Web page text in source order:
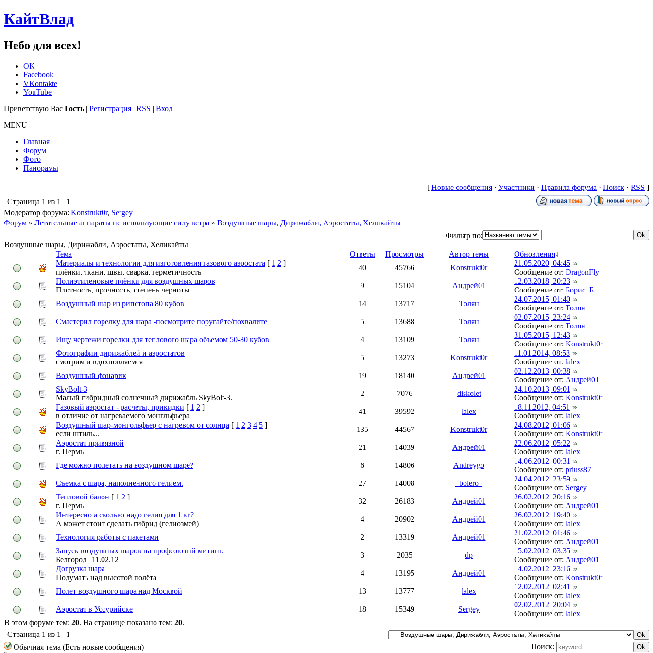
КайтВлад
Небо для всех!
OK
Facebook
VKontakte
YouTube
Приветствую Вас Гость | Регистрация | RSS | Вход
MENU
Главная
Форум
Фото
Панорамы
[ Новые сообщения · Участники · Правила форума · Поиск · RSS ]
Страница 1 из 1
1
Модератор форума: Konstrukt0r, Sergey
Форум » Летательные аппараты не использующие силу ветра » Воздушные шары, Дирижабли, Аэростаты, Хеликайты
Фильтр по:
Воздушные шары, Дирижабли, Аэростаты, Хеликайты
Тема
Ответы Просмотры Автор темы Обновления↓
Материалы и технологии для изготовления газового аэростата [ 1 2 ]
плёнки, ткани, швы, сварка, герметичность
40 45766 Konstrukt0r
21.05.2020, 04:45
Сообщение от: DragonFly
Полиэтиленовые плёнки для воздушных шаров
Плотность, прочность, степень черноты
9 15104 Андрей01
12.03.2018, 20:23
Сообщение от: Борис_Б
Воздушный шар из рипстопа 80 кубов
14 13717 Толян
24.07.2015, 01:40
Сообщение от: Толян
Смастерил горелку для шара -посмотрите поругайте/похвалите
5 13688 Толян
02.07.2015, 23:24
Сообщение от: Толян
Ищу чертежи горелки для теплового шара объемом 50-80 кубов
4 13109 Толян
31.05.2015, 12:43
Сообщение от: Konstrukt0r
Фотографии дирижаблей и аэростатов
смотрим и вдохновляемся
5 13273 Konstrukt0r
11.01.2014, 08:58
Сообщение от: lalex
Воздушный фонарик
19 18140 Андрей01
02.12.2013, 00:38
Сообщение от: Андрей01
SkyBolt-3
Малый гибридный солнечный дирижабль SkyBolt-3.
2 7076 diskolet
24.10.2013, 09:01
Сообщение от: Konstrukt0r
Газовый аэростат - расчеты, прикидки [ 1 2 ]
в отличие от нагреваемого монгльфьера
41 39592 lalex
18.11.2012, 04:51
Сообщение от: lalex
Воздушный шар-монгольфьер с нагревом от солнца [ 1 2 3 4 5 ]
если штиль...
135 44567 Konstrukt0r
24.08.2012, 01:06
Сообщение от: Konstrukt0r
Аэростат привязной
г. Пермь
21 14039 Андрей01
22.06.2012, 05:22
Сообщение от: lalex
Где можно полетать на воздушном шаре?
6 14806 Andreygo
14.06.2012, 00:31
Сообщение от: priuss87
Съемка с шара, наполненного гелием.
27 14008 _bolero_
24.04.2012, 23:59
Сообщение от: Sergey
Тепловой балон [ 1 2 ]
г. Пермь
32 26183 Андрей01
26.02.2012, 20:16
Сообщение от: Андрей01
Интересно а сколько надо гелия для 1 кг?
А может стоит сделать гибрид (гелиозмей)
4 20902 Андрей01
26.02.2012, 19:40
Сообщение от: lalex
Технология работы с пакетами
2 13319 Андрей01
21.02.2012, 01:46
Сообщение от: Андрей01
Запуск воздушных шаров на профсоюзый митинг.
Белгород | 11.02.12
3 2035 dp
15.02.2012, 03:35
Сообщение от: Андрей01
Догрузка шара
Подумать над высотой полёта
4 13195 Андрей01
14.02.2012, 23:16
Сообщение от: Konstrukt0r
Полет воздушного шара над Москвой
13 13777 lalex
12.02.2012, 02:41
Сообщение от: lalex
Аэростат в Уссурийске
18 15349 Sergey
02.02.2012, 20:04
Сообщение от: lalex
В этом форуме тем: 20. На странице показано тем: 20.
Страница 1 из 1
1
Обычная тема (Есть новые сообщения)
Поиск: